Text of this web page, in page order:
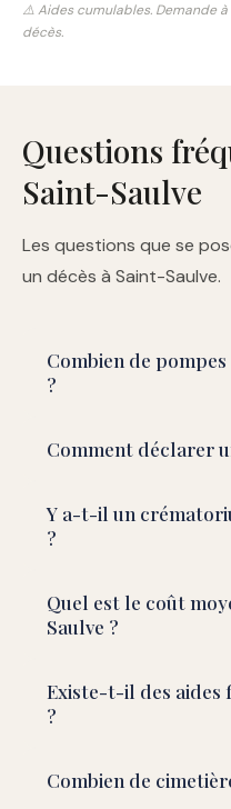
⚠️ Aides cumulables. Demande
décès.
Questions
Saint-Saulve
Les questions que se
un décès à Saint-Saulve.
Combien de
?
Comment déclarer
Y a-t-il un
?
Quel est le coût
Saulve ?
Existe-t-il des aides
?
Combien de